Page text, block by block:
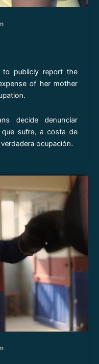
publicly report the
of her mother
decide denunciar
que sufre, a costa de
ocupación.